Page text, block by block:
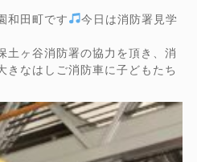
和田町です
今日は消防署見学
土ヶ谷消防署の協力を頂き、消
きなはしご消防車に子どもたち